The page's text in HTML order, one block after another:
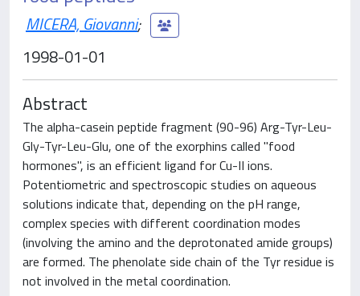
MICERA, Giovanni;
1998-01-01
Abstract
The alpha-casein peptide fragment (90-96) Arg-Tyr-Leu-
Gly-Tyr-Leu-Glu, one of the exorphins called "food
hormones", is an efficient ligand for Cu-II ions.
Potentiometric and spectroscopic studies on aqueous
solutions indicate that, depending on the pH range,
complex species with different coordination modes
(involving the amino and the deprotonated amide groups)
are formed. The phenolate side chain of the Tyr residue is
not involved in the metal coordination.